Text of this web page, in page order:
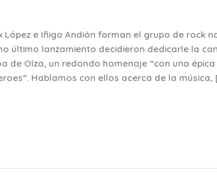
López e Iñigo Andión forman el grupo de rock
último lanzamiento decidieron dedicarle la
de Olza, un redondo homenaje “con una
Hablamos con ellos acerca de la música,